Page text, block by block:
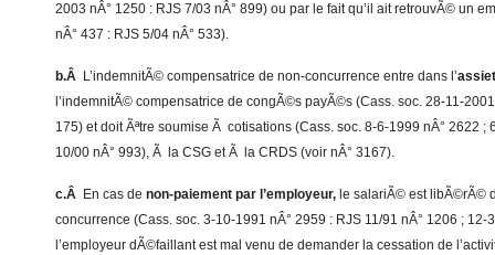
2003 nÂ° 1250 : RJS 7/03 nÂ° 899) ou par le fait qu’il ait retrouvÃ© un
nÂ° 437 : RJS 5/04 nÂ° 533).
b.Â L’indemnitÃ© compensatrice de non-concurrence entre dans l’
l’indemnitÃ© compensatrice de congÃ©s payÃ©s (Cass. soc. 28-11-
175) et doit Ãªtre soumise Ã cotisations (Cass. soc. 8-6-1999 nÂ° 2622 ;
10/00 nÂ° 993), Ã la CSG et Ã la CRDS (voir nÂ° 3167).
c.Â En cas de non-paiement par l’employeur, le salariÃ© est libÃ©rÃ©
concurrence (Cass. soc. 3-10-1991 nÂ° 2959 : RJS 11/91 nÂ° 1206 ; 12-
l’employeur dÃ©faillant est mal venu de demander la cessation de